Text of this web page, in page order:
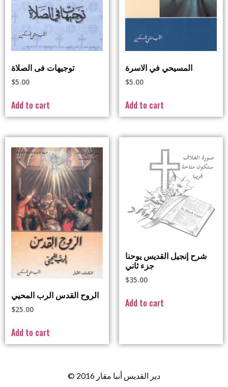
توجيهات فى الصلاة
$5.00
Add to cart
المسيحي في الاسرة
$5.00
Add to cart
الروح القدس الرب المحيي
$25.00
Add to cart
شرح إنجيل القديس يوحنا
جزء ثاني
$35.00
Add to cart
© 2016 دير القديس أنبا مقار